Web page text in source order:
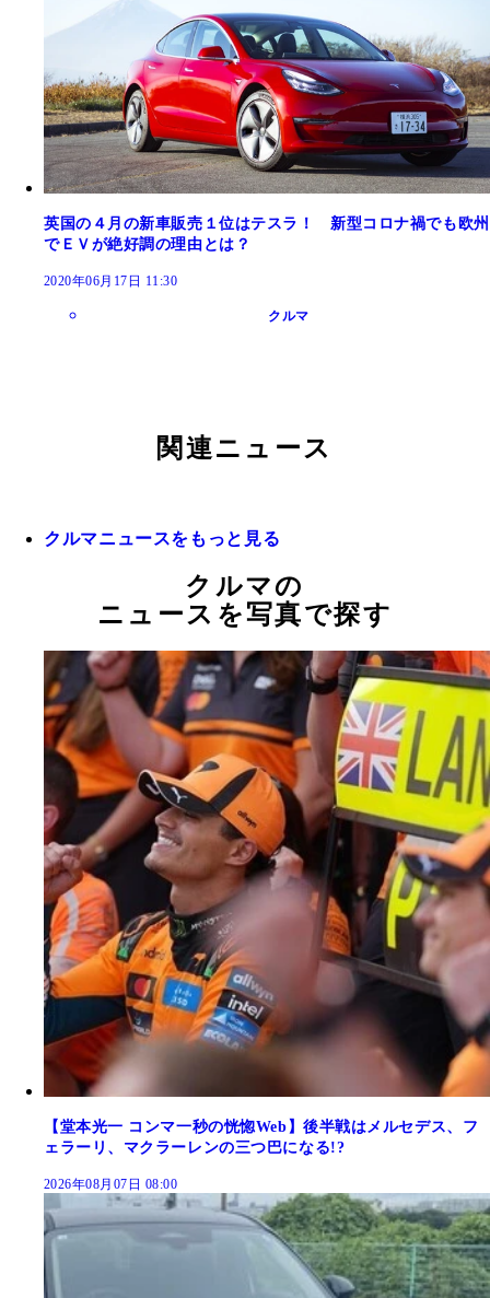
英国の４月の新車販売１位はテスラ！ 新型コロナ禍でも欧州
でＥＶが絶好調の理由とは？
2020年06月17日 11:30
クルマ
関連ニュース
クルマニュースをもっと見る
クルマの
ニュースを写真で探す
【堂本光一 コンマ一秒の恍惚Web】後半戦はメルセデス、フ
ェラーリ、マクラーレンの三つ巴になる!?
2026年08月07日 08:00